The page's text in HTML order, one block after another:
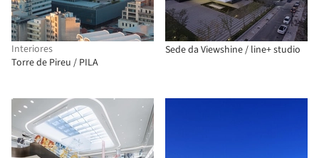
Interiores
Torre de Pireu / PILA
Sede da Viewshine / line+ studio